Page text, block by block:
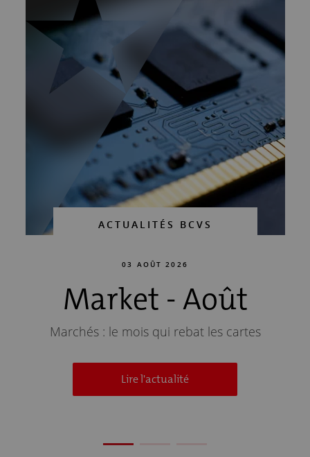
ACTUALITÉS BCVS
03 AOÛT 2026
Market - Août
Marchés : le mois qui rebat les cartes
Lire l'actualité
ACTUALITÉS BCVS
21 JUILLET 2026
Résultats
semestriels 2026
Lire l'actualité
ACTUALITÉS BCVS
16 JUILLET 2026
BCVS TWINT
Une sécurité renforcée dès le 24 juillet 2026
Lire l'actualité